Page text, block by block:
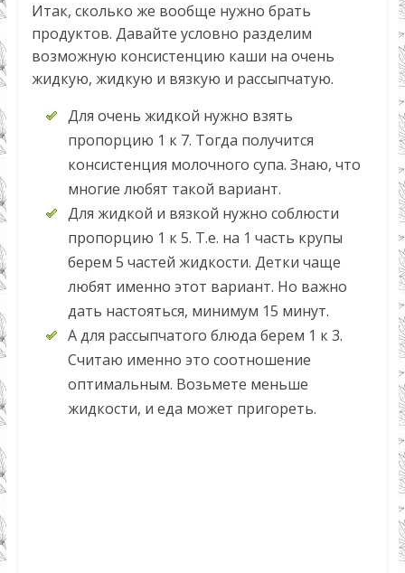
Итак, сколько же вообще нужно брать
продуктов. Давайте условно разделим
возможную консистенцию каши на очень
жидкую, жидкую и вязкую и рассыпчатую.
Для очень жидкой нужно взять
пропорцию 1 к 7. Тогда получится
консистенция молочного супа. Знаю, что
многие любят такой вариант.
Для жидкой и вязкой нужно соблюсти
пропорцию 1 к 5. Т.е. на 1 часть крупы
берем 5 частей жидкости. Детки чаще
любят именно этот вариант. Но важно
дать настояться, минимум 15 минут.
А для рассыпчатого блюда берем 1 к 3.
Считаю именно это соотношение
оптимальным. Возьмете меньше
жидкости, и еда может пригореть.